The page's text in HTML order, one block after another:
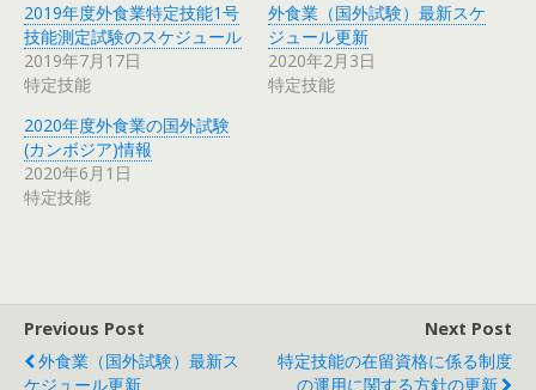
2019年度外食業特定技能1号
技能測定試験のスケジュール
2019年7月17日
特定技能
外食業（国外試験）最新スケ
ジュール更新
2020年2月3日
特定技能
2020年度外食業の国外試験
(カンボジア)情報
2020年6月1日
特定技能
Previous Post
外食業（国外試験）最新ス
ケジュール更新
Next Post
特定技能の在留資格に係る制度
の運用に関する方針の更新